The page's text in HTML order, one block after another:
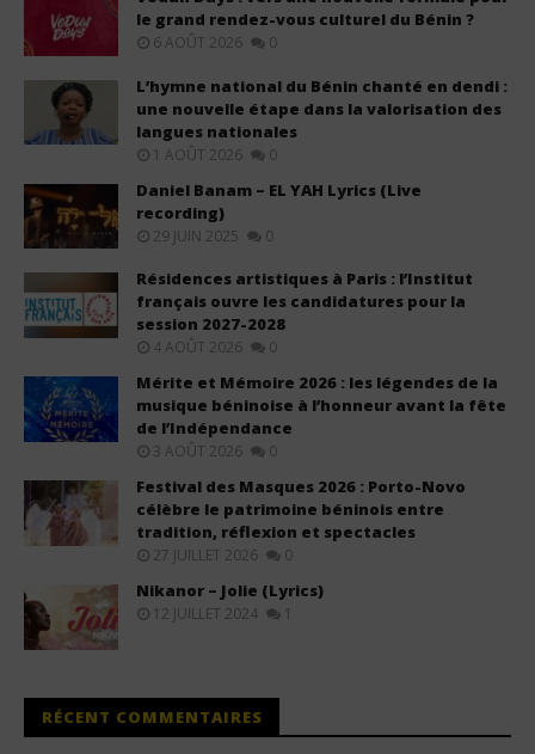
le grand rendez-vous culturel du Bénin ?
6 AOÛT 2026 0
L’hymne national du Bénin chanté en dendi :
une nouvelle étape dans la valorisation des
langues nationales
1 AOÛT 2026 0
Daniel Banam – EL YAH Lyrics (Live
recording)
29 JUIN 2025 0
Résidences artistiques à Paris : l’Institut
français ouvre les candidatures pour la
session 2027-2028
4 AOÛT 2026 0
Mérite et Mémoire 2026 : les légendes de la
musique béninoise à l’honneur avant la fête
de l’Indépendance
3 AOÛT 2026 0
Festival des Masques 2026 : Porto-Novo
célèbre le patrimoine béninois entre
tradition, réflexion et spectacles
27 JUILLET 2026 0
Nikanor – Jolie (Lyrics)
12 JUILLET 2024 1
RÉCENT COMMENTAIRES